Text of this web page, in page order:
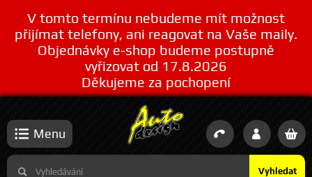
V tomto termínu nebudeme mít možnost
přijímat telefony, ani reagovat na Vaše maily.
Objednávky e-shop budeme postupně
vyřizovat od 17.8.2026
Děkujeme za pochopení
Vyhledat
Menu